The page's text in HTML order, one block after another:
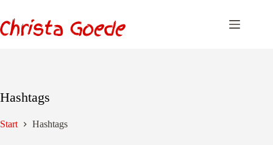
springen
Hashtags
Start Hashtags